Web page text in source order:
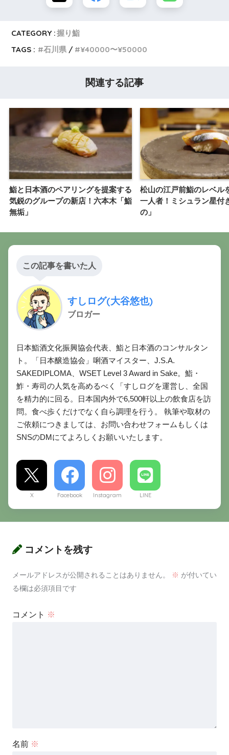
CATEGORY :握り鮨
TAGS :
石川県 ¥40000〜¥50000
関連する記事
鮨と日本酒のペアリングを提案する
気鋭のグループの新店！六本木「鮨
無垢」
松山の江戸前鮨のレベル
一人者！ミシュラン星付
の」
この記事を書いた人
すしログ(大谷悠也)
ブロガー
日本鮨酒文化振興協会代表、鮨と日本酒のコンサルタン
ト。「日本醸造協会」唎酒マイスター、J.S.A.
SAKEDIPLOMA、WSET Level 3 Award in Sake。鮨・
鮓・寿司の人気を高めるべく「すしログを運営し、全国
を精力的に回る。日本国内外で6,500軒以上の飲食店を訪
問。食べ歩くだけでなく自ら調理を行う。 執筆や取材の
ご依頼につきましては、お問い合わせフォームもしくは
SNSのDMにてよろしくお願いいたします。
X Facebook Instagram LINE
コメントを残す
メールアドレスが公開されることはありません。 ※ が付いてい
る欄は必須項目です
コメント ※
名前 ※